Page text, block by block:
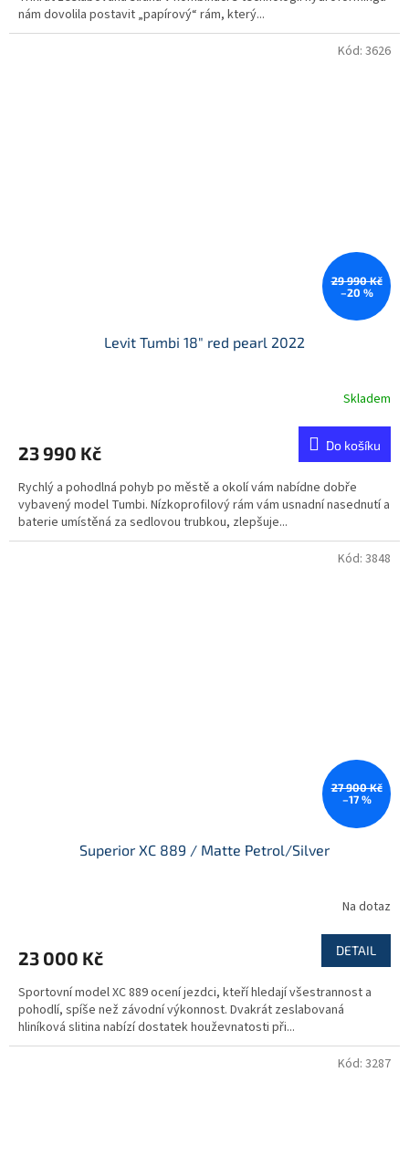
nám dovolila postavit „papírový“ rám, který...
29 990 Kč
–20 %
Levit Tumbi 18" red pearl 2022
Skladem
23 990 Kč Do košíku
Rychlý a pohodlná pohyb po městě a okolí vám nabídne dobře
vybavený model Tumbi. Nízkoprofilový rám vám usnadní nasednutí a
baterie umístěná za sedlovou trubkou, zlepšuje...
Kód: 3626
27 900 Kč
–17 %
Superior XC 889 / Matte Petrol/Silver
Na dotaz
23 000 Kč DETAIL
Sportovní model XC 889 ocení jezdci, kteří hledají všestrannost a
pohodlí, spíše než závodní výkonnost. Dvakrát zeslabovaná
hliníková slitina nabízí dostatek houževnatosti při...
Kód: 3848
Kód: 3287